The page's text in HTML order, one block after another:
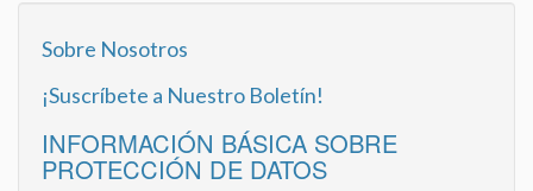
Sobre Nosotros
¡Suscríbete a Nuestro Boletín!
INFORMACIÓN BÁSICA SOBRE
PROTECCIÓN DE DATOS